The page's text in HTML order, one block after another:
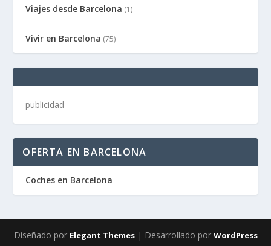
Viajes desde Barcelona (1)
Vivir en Barcelona (75)
publicidad
OFERTA EN BARCELONA
Coches en Barcelona
Diseñado por Elegant Themes| Desarrollado por WordPress